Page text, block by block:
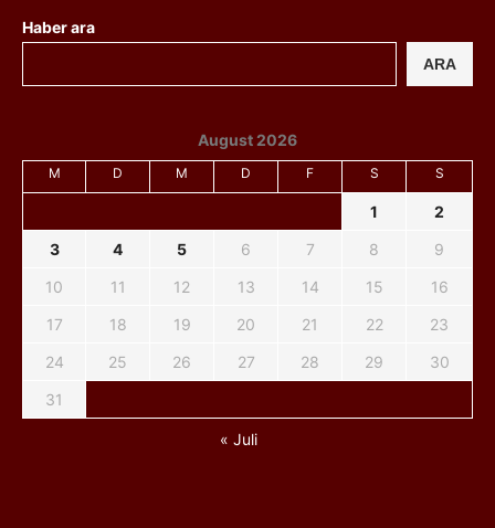
Haber ara
ARA
August 2026
M D M D F S S
1
2
3
4 5 6 7 8
9
10
11 12 13 14 15
16
17
18 19 20 21 22
23
24
25 26 27 28 29
30
31
« Juli